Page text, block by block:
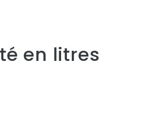
en litres